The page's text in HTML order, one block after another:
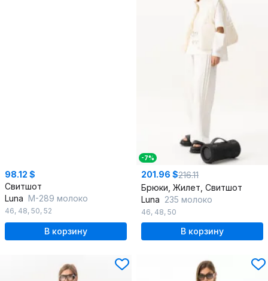
98.12 $
Свитшот
Luna М-289 молоко
46, 48, 50, 52
В корзину
-7%
201.96 $216.11
Брюки, Жилет, Свитшот
Luna 235 молоко
46, 48, 50
В корзину